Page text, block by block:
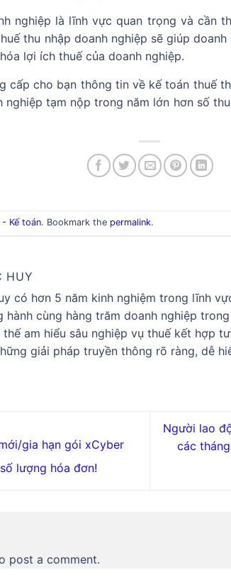
nghiệp là lĩnh vực quan trọng và cần
thu nhập doanh nghiệp sẽ giúp
lợi ích thuế của doanh nghiệp.
cấp cho bạn thông tin về kế toán thuế
nghiệp tạm nộp trong năm lớn hơn số
Kế toán. Bookmark the permalink.
HUY
có hơn 5 năm kinh nghiệm trong lĩnh
hành cùng hàng trăm doanh nghiệp
thế am hiểu sâu nghiệp vụ thuế kết hợp
giải pháp truyền thông rõ ràng, dễ
gia hạn gói xCyber
lượng hóa đơn!
Người lao
các
post a comment.